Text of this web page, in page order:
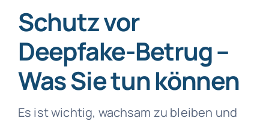
Schutz vor
Deepfake-Betrug –
Was Sie tun können
Es ist wichtig, wachsam zu bleiben und